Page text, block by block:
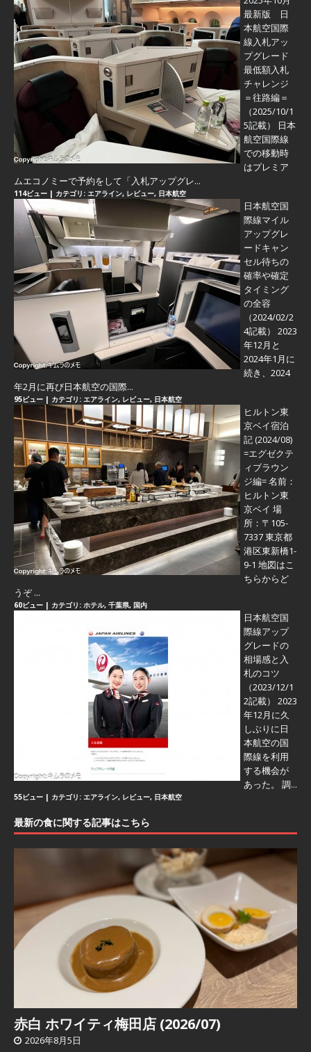
最新版 日
本航空国際
線入札アッ
プグレード
最低額入札
チャレンジ
＝往路編＝
（2025/10/1
5記載） 日本
航空国際線
での移動時
はプレミア
ムエコノミーで予約をして「入札アップグレ...
114ビュー | カテゴリ: エアライン, レビュー, 日本航空
日本航空国
際線マイル
アップグレ
ードキャン
セル待ちの
確率や確定
タイミング
の全容
（2024/02/2
4記載） 2023
年12月と
2024年1月に
続き、2024
年2月に再び日本航空の国際...
95ビュー | カテゴリ: エアライン, レビュー, 日本航空
ヒルトン東
京ベイ宿泊
記 (2024/08)
=エグゼクテ
ィブラウン
ジ編=名前：
ヒルトン東
京ベイ 場
所：〒105-
7337 東京都
港区東新橋1-
9-1 地図はこ
ちらからど
うぞ ...
60ビュー | カテゴリ: ホテル, 千葉県, 国内
日本航空国
際線アップ
グレードの
相場感と入
札のコツ
（2023/12/1
2記載） 2023
年12月に久
しぶりに日
本航空の国
際線を利用
する機会が
あった。 調...
55ビュー | カテゴリ: エアライン, レビュー, 日本航空
最新の食に関する記事はこちら
赤白 ホワイティ梅田店 (2026/07)
2026年8月5日